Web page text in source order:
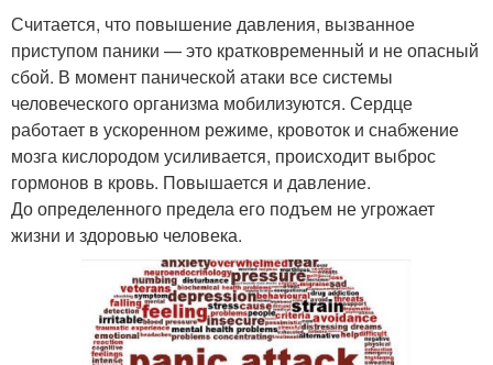
Считается, что повышение давления, вызванное
приступом паники — это кратковременный и не опасный
сбой. В момент панической атаки все системы
человеческого организма мобилизуются. Сердце
работает в ускоренном режиме, кровоток и снабжение
мозга кислородом усиливается, происходит выброс
гормонов в кровь. Повышается и давление.
До определенного предела его подъем не угрожает
жизни и здоровью человека.